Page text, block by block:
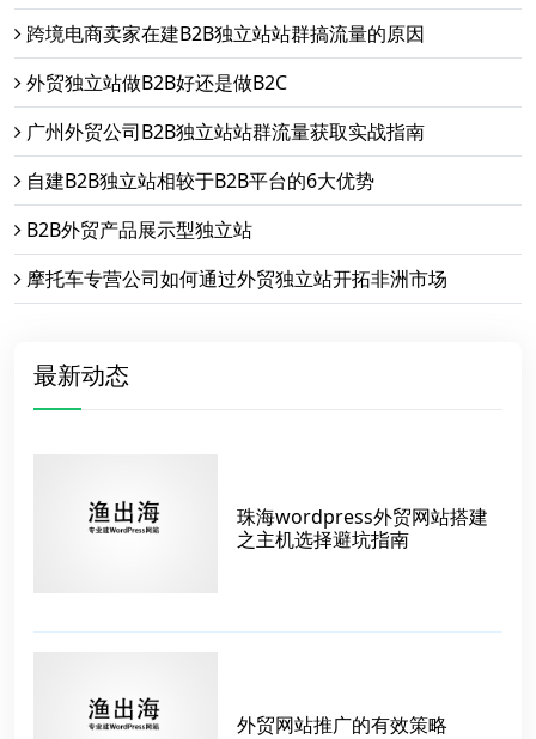
跨境电商卖家在建B2B独立站站群搞流量的原因
外贸独立站做B2B好还是做B2C
广州外贸公司B2B独立站站群流量获取实战指南
自建B2B独立站相较于B2B平台的6大优势
B2B外贸产品展示型独立站
摩托车专营公司如何通过外贸独立站开拓非洲市场
最新动态
珠海wordpress外贸网站搭建
之主机选择避坑指南
外贸网站推广的有效策略